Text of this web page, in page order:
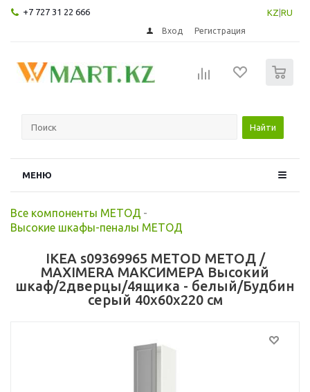
+7 727 31 22 666 KZ RU
Вход Регистрация
Найти
МЕНЮ
Все компоненты МЕТОД -
Высокие шкафы-пеналы МЕТОД
IKEA s09369965 METOD МЕТОД /
MAXIMERA МАКСИМЕРА Высокий
шкаф/2дверцы/4ящика - белый/Будбин
серый 40x60x220 см